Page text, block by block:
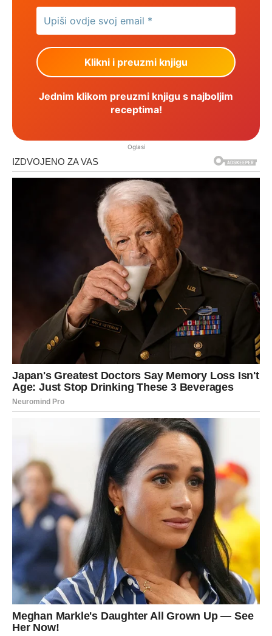
Jednim klikom preuzmi knjigu s najboljim
receptima!
Oglasi